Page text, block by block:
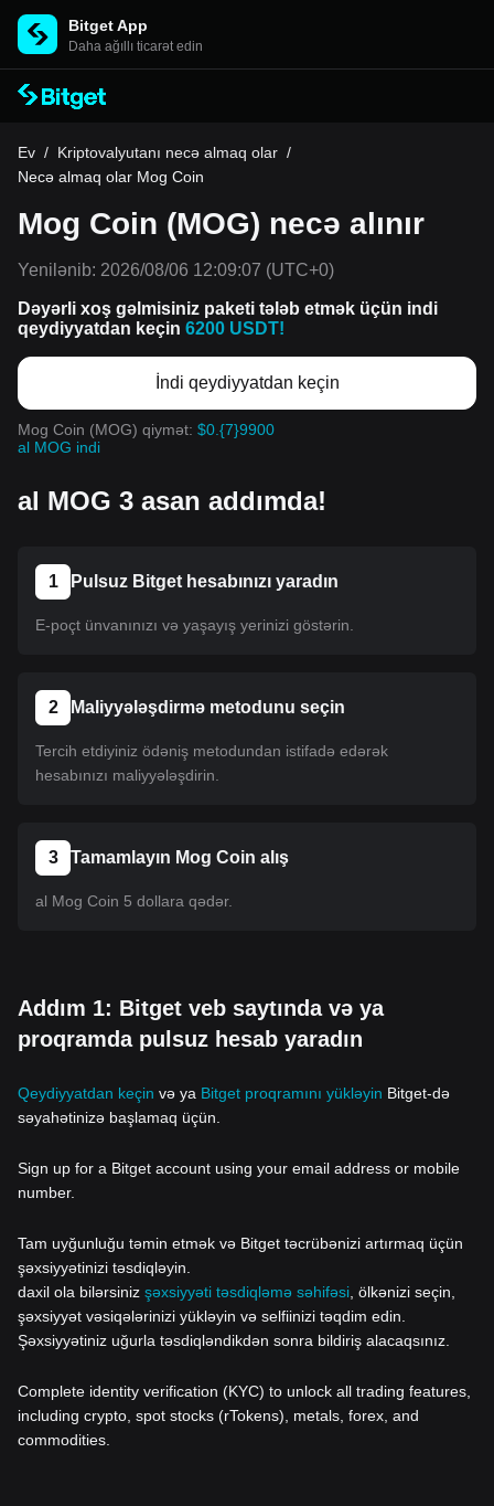
Bitget App
Daha ağıllı ticarət edin
Ev / Kriptovalyutanı necə almaq olar /
Necə almaq olar Mog Coin
Mog Coin (MOG) necə alınır
Yenilənib: 2026/08/06 12:09:07 (UTC+0)
Dəyərli xoş gəlmisiniz paketi tələb etmək üçün indi
qeydiyyatdan keçin 6200 USDT!
İndi qeydiyyatdan keçin
Mog Coin (MOG) qiymət: $0.{7}9900
al MOG indi
al MOG 3 asan addımda!
1 Pulsuz Bitget hesabınızı yaradın
E-poçt ünvanınızı və yaşayış yerinizi göstərin.
2 Maliyyələşdirmə metodunu seçin
Tercih etdiyiniz ödəniş metodundan istifadə edərək
hesabınızı maliyyələşdirin.
3 Tamamlayın Mog Coin alış
al Mog Coin 5 dollara qədər.
Addım 1: Bitget veb saytında və ya
proqramda pulsuz hesab yaradın
Qeydiyyatdan keçin və ya Bitget proqramını yükləyin Bitget-də
səyahətinizə başlamaq üçün.
Sign up for a Bitget account using your email address or mobile
number.
Tam uyğunluğu təmin etmək və Bitget təcrübənizi artırmaq üçün
şəxsiyyətinizi təsdiqləyin.
daxil ola bilərsiniz şəxsiyyəti təsdiqləmə səhifəsi , ölkənizi seçin,
şəxsiyyət vəsiqələrinizi yükləyin və selfiinizi təqdim edin.
Şəxsiyyətiniz uğurla təsdiqləndikdən sonra bildiriş alacaqsınız.
Complete identity verification (KYC) to unlock all trading features,
including crypto, spot stocks (rTokens), metals, forex, and
commodities.